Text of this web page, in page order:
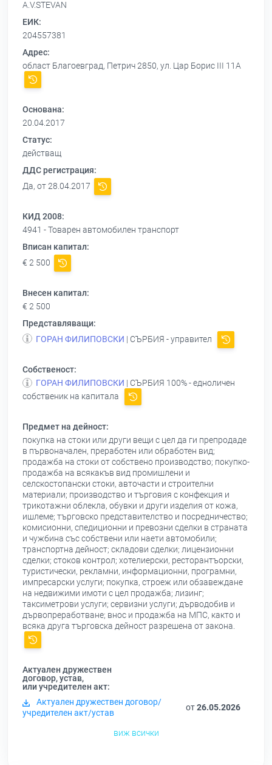
A.V.STEVAN
ЕИК:
204557381
Адрес:
област Благоевград, Петрич 2850, ул. Цар Борис III 11А
Основана:
20.04.2017
Статус:
действащ
ДДС регистрация:
Да, от 28.04.2017
КИД 2008:
4941 - Товарен автомобилен транспорт
Вписан капитал:
€ 2 500
Внесен капитал:
€ 2 500
Представляващи:
ГОРАН ФИЛИПОВСКИ | СЪРБИЯ - управител
Собственост:
ГОРАН ФИЛИПОВСКИ | СЪРБИЯ 100% - едноличен
собственик на капитала
Предмет на дейност:
покупка на стоки или други вещи с цел да ги препродаде
в първоначален, преработен или обработен вид;
продажба на стоки от собствено производство; покупко-
продажба на всякакъв вид промишлени и
селскостопански стоки, авточасти и строителни
материали; производство и търговия с конфекция и
трикотажни облекла, обувки и други изделия от кожа,
ишлеме; търговско представителство и посредничество;
комисионни, спедиционни и превозни сделки в страната
и чужбина със собствени или наети автомобили;
транспортна дейност; складови сделки; лицензионни
сделки; стоков контрол; хотелиерски, ресторантъорски,
туристически, рекламни, информационни, програмни,
импресарски услуги; покупка, строеж или обзавеждане
на недвижими имоти с цел продажба; лизинг;
таксиметрови услуги; сервизни услуги; дърводобив и
дървопреработване; внос и продажба на МПС, както и
всяка друга търговска дейност разрешена от закона.
Актуален дружествен
договор, устав,
или учредителен акт:
Актуален дружествен договор/
учредителен акт/устав
от26.05.2026
виж всички